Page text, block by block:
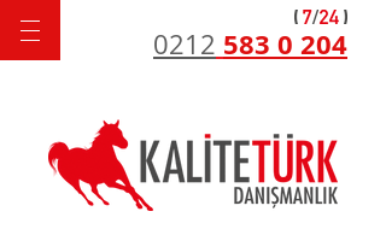
0212 583 0 204